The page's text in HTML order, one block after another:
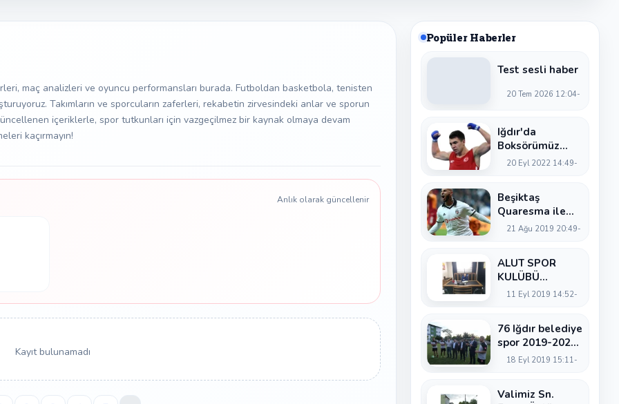
maç analizleri ve oyuncu performansları burada. Futboldan basketbola, tenisten
Takımların ve sporcuların zaferleri, rekabetin zirvesindeki anlar ve sporun
içeriklerle, spor tutkunları için vazgeçilmez bir kaynak olmaya devam
kaçırmayın!
Anlık olarak güncellenir
Kayıt bulunamadı
Popüler Haberler
Test sesli haber
20 Tem 2026 12:04
Iğdır'da
Boksörümüz
Cem Kaya
20 Eyl 2022 14:49
Beşiktaş
Quaresma ile
yollarını ayırıyor.
21 Ağu 2019 20:49
ALUT SPOR
KULÜBÜ
BAŞKANI
11 Eyl 2019 14:52
76 Iğdır belediye
spor 2019-2020
yılı futbol
18 Eyl 2019 15:11
Valimiz Sn.